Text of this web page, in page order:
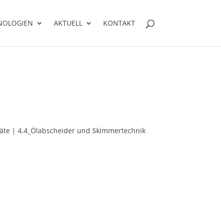
AKTUELL KONTAKT
| 4.4_Ölabscheider und Skimmertechnik